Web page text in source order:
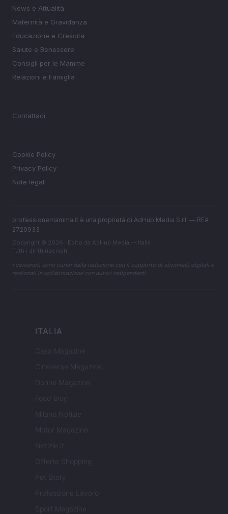
News e Attualità
Maternità e Gravidanza
Educazione e Crescita
Salute e Benessere
Consigli per le Mamme
Relazioni e Famiglia
Contattaci
Cookie Policy
Privacy Policy
Note legali
professionemamma.it è una proprietà di AdHub Media S.r.l. — REA
2729933
Copyright © 2026 · Edito da AdHub Media — Italia
Tutti i diritti riservati
I contenuti sono curati dalla redazione con il supporto di strumenti digitali e
realizzati in collaborazione con autori indipendenti.
ITALIA
Casa Magazine
Cineverse Magazine
Donne Magazine
Food Blog
Milano Notizie
Motor Magazine
Notizie.it
Offerte Shopping
Pet Story
Professione Lavoro
Sport Magazine